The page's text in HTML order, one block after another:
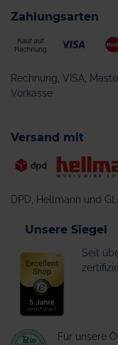
Zahlungsarten
Rechnung, VISA,
Vorkasse
Versand mit
DPD, Hellmann und
Unsere Siegel
Seit
Für unsere